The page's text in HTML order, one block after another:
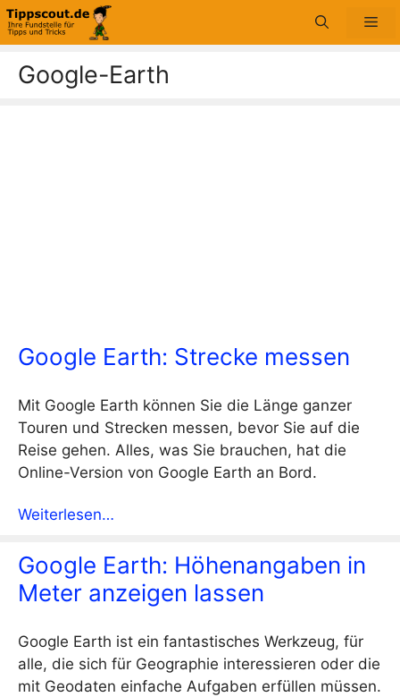
Zum
Inhalt
Google-Earth
Google Earth: Strecke messen
Mit Google Earth können Sie die Länge ganzer
Touren und Strecken messen, bevor Sie auf die
Reise gehen. Alles, was Sie brauchen, hat die
Online-Version von Google Earth an Bord.
Weiterlesen…
Google Earth: Höhenangaben in
Meter anzeigen lassen
Google Earth ist ein fantastisches Werkzeug, für
alle, die sich für Geographie interessieren oder die
mit Geodaten einfache Aufgaben erfüllen müssen.